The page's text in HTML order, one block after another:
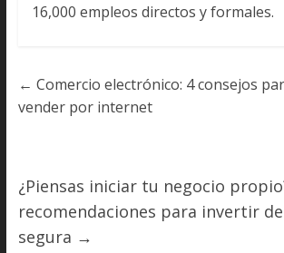
16,000 empleos directos y formales.
← Comercio electrónico: 4 consejos
vender por internet
¿Piensas iniciar tu negocio
recomendaciones para invertir
segura →